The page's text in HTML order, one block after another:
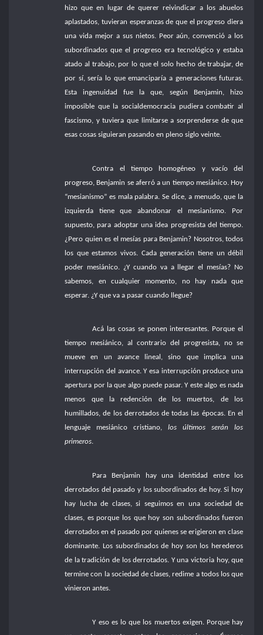
hizo que en lugar de querer reivindicar a los abuelos
aplastados, tuvieran esperanzas de que el progreso diera
una vida mejor a sus nietos. Peor aún, convenció a los
subordinados que el progreso era tecnológico y estaba
atado al trabajo, por lo que el solo hecho de trabajar, de
por sí, sería lo que emanciparía a generaciones futuras.
Esta ingenuidad fue la que, según Benjamin, hizo
imposible que la socialdemocracia pudiera combatir al
fascismo, y tuviera que limitarse a sorprenderse de que
esas cosas siguieran pasando en pleno siglo veinte.
Contra el tiempo homogéneo y vacío del
progreso, Benjamin se aferró a un tiempo mesiánico. Hoy
“mesianismo” es mala palabra. Se dice, a menudo, que la
izquierda tiene que abandonar el mesianismo. Por
supuesto, para adoptar una idea progresista del tiempo.
¿Pero quien es el mesías para Benjamin? Nosotros, todos
los que estamos vivos. Cada generación tiene un débil
poder mesiánico. ¿Y cuando va a llegar el mesías? No
sabemos, en cualquier momento, no hay nada que
esperar. ¿Y que va a pasar cuando llegue?
Acá las cosas se ponen interesantes. Porque el
tiempo mesiánico, al contrario del progresista, no se
mueve en un avance lineal, sino que implica una
interrupción del avance. Y esa interrupción produce una
apertura por la que algo puede pasar. Y este algo es nada
menos que la redención de los muertos, de los
humillados, de los derrotados de todas las épocas. En el
lenguaje mesiánico cristiano,los últimos serán los
primeros.
Para Benjamin hay una identidad entre los
derrotados del pasado y los subordinados de hoy. Si hoy
hay lucha de clases, si seguimos en una sociedad de
clases, es porque los que hoy son subordinados fueron
derrotados en el pasado por quienes se erigieron en clase
dominante. Los subordinados de hoy son los herederos
de la tradición de los derrotados. Y una victoria hoy, que
termine con la sociedad de clases, redime a todos los que
vinieron antes.
Y eso es lo que los muertos exigen. Porque hay